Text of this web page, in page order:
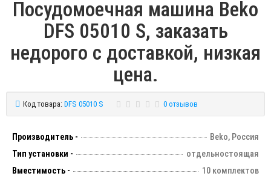
Посудомоечная машина Beko
DFS 05010 S, заказать
недорого с доставкой, низкая
цена.
Код товара: DFS 05010 S 0 отзывов
Производитель -
Beko, Россия
Тип установки -
отдельностоящая
Вместимость -
10 комплектов